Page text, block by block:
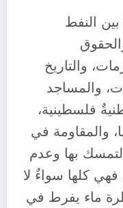
النفط
والتاريخ
والمساجد
فلسطينية،
والمقاومة في
بها وعدم
فهي كلها سواءٌ لا
ماء يفرط في